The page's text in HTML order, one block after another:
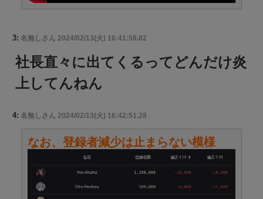
3: 名無しさん 2024/02/13(火) 16:41:59.82
社長直々に出てくるってどんだけ炎
上してんねん
4: 名無しさん 2024/02/13(火) 16:42:51.28
なお、登録者減少は止まらない模様